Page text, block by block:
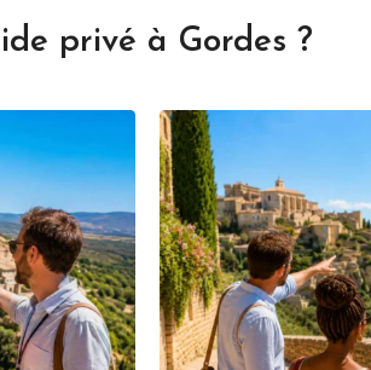
privé à Gordes ?